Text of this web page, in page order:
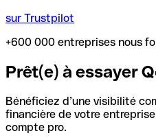
sur Trustpilot
+600 000 entreprises nous
Prêt(e) à essayer
Bénéficiez d’une visibilité
financière de votre
compte pro.